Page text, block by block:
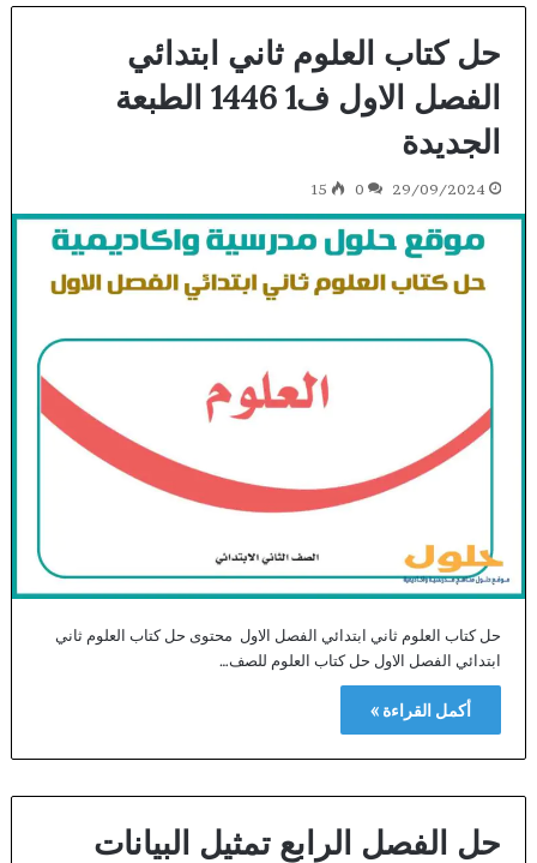
حل كتاب العلوم ثاني ابتدائي
الفصل الاول ف1 1446 الطبعة
الجديدة
29/09/2024
0
15
حل كتاب العلوم ثاني ابتدائي الفصل الاول محتوى حل كتاب العلوم ثاني
ابتدائي الفصل الاول حل كتاب العلوم للصف…
أكمل القراءة »
حل الفصل الرابع تمثيل البيانات